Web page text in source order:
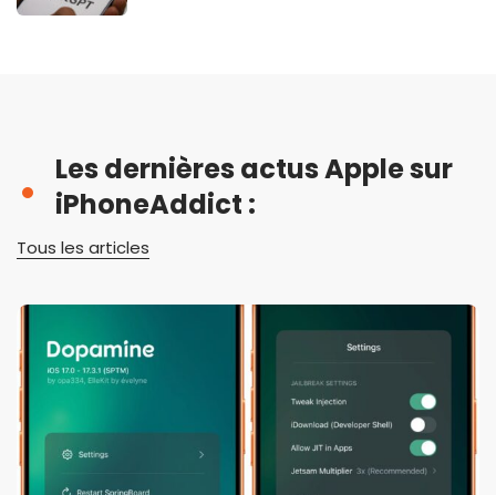
Les dernières actus Apple sur
iPhoneAddict :
Tous les articles